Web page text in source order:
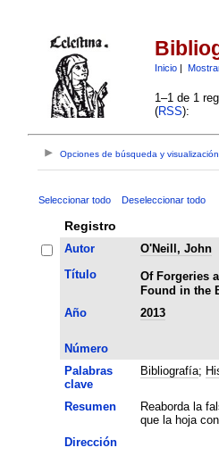
Inicio|
1–1 de 1
(RSS):
Opciones de búsqueda y visualización
Seleccionar todo Deseleccionar todo
Registro
Autor
O'Neill, John
Título
Of Forgeries
Found in the
Año
2013
Número
Palabras
clave
Bibliografía;
Resumen
Reaborda la
que la hoja
Dirección